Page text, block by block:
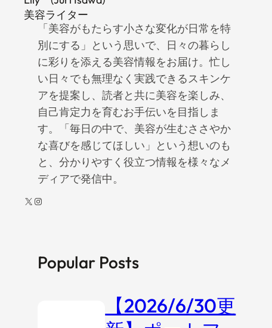
美容ライター
「美容がもたらす小さな変化が日常を特
別にする」という思いで、日々の暮らし
に彩りを添える美容情報をお届け。忙し
い日々でも無理なく実践できるスキンケ
アを提案し、読者と共に美容を楽しみ、
自己肯定力を育むお手伝いを目指しま
す。「毎日の中で、美容が生むささやか
な喜びを感じてほしい」という想いのも
と、分かりやすく役立つ情報を様々なメ
ディアで発信中。
X Instagram
Popular Posts
【2026/6/30更